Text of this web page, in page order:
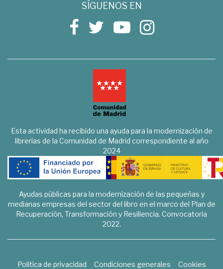
SÍGUENOS EN
Esta actividad ha recibido una ayuda para la modernización de
librerías de la Comunidad de Madrid correspondiente al año
2024
Ayudas públicas para la modernización de las pequeñas y
medianas empresas del sector del libro en el marco del Plan de
Recuperación, Transformación y Resiliencia. Convocatoria
2022.
Política de privacidad Condiciones generales
Cookies